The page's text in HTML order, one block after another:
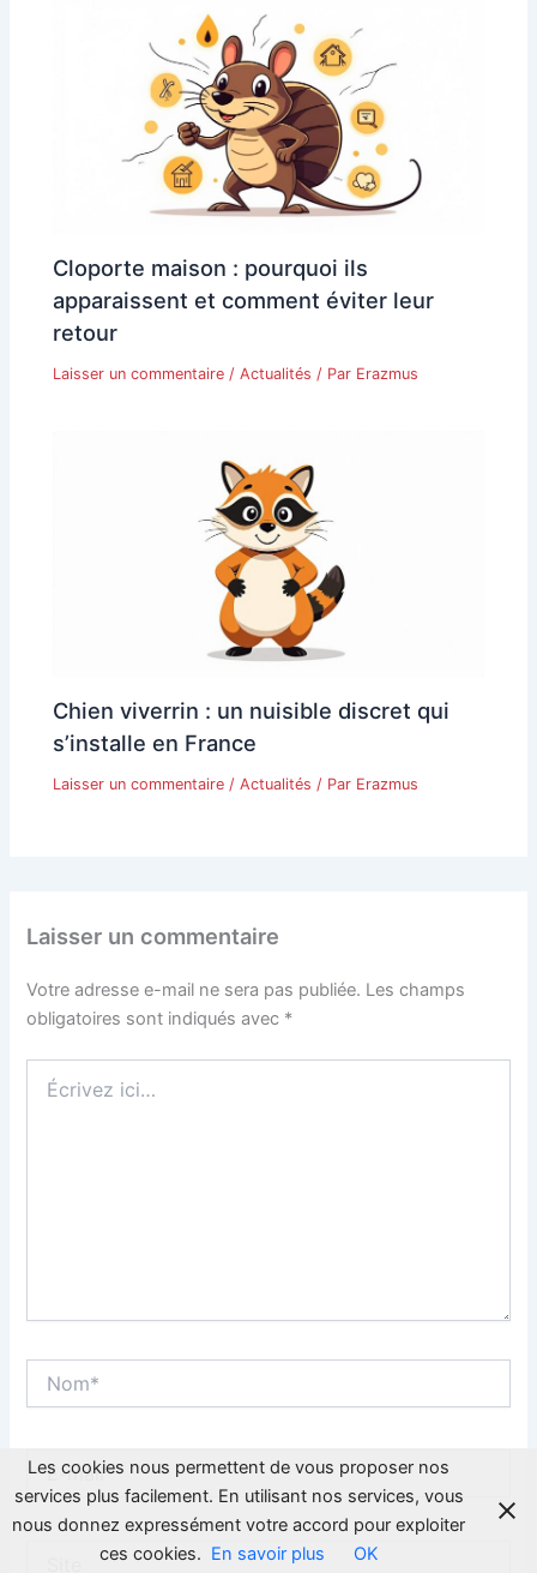
Cloporte maison : pourquoi ils
apparaissent et comment éviter leur
retour
Laisser un commentaire /Actualités / Par Erazmus
Chien viverrin : un nuisible discret qui
s’installe en France
Laisser un commentaire /Actualités / Par Erazmus
Laisser un commentaire
Votre adresse e-mail ne sera pas publiée. Les champs
obligatoires sont indiqués avec *
ici…
E-
Les cookies nous permettent de vous proposer nos
services plus facilement. En utilisant nos services, vous
nous donnez expressément votre accord pour exploiter
ces cookies. En savoir plus OK